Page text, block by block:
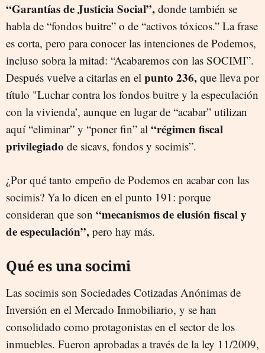
“Garantías de Justicia Social”, donde también se
habla de “fondos buitre” o de “activos tóxicos.” La frase
es corta, pero para conocer las intenciones de Podemos,
incluso sobra la mitad: “Acabaremos con las SOCIMI”.
Después vuelve a citarlas en el punto 236, que lleva por
título "Luchar contra los fondos buitre y la especulación
con la vivienda’, aunque en lugar de “acabar” utilizan
aquí “eliminar” y “poner fin” al “régimen fiscal
privilegiado de sicavs, fondos y socimis”.
¿Por qué tanto empeño de Podemos en acabar con las
socimis? Ya lo dicen en el punto 191: porque
consideran que son “mecanismos de elusión fiscal y
de especulación”, pero hay más.
Qué es una socimi
Las socimis son Sociedades Cotizadas Anónimas de
Inversión en el Mercado Inmobiliario, y se han
consolidado como protagonistas en el sector de los
inmuebles. Fueron aprobadas a través de la ley 11/2009,